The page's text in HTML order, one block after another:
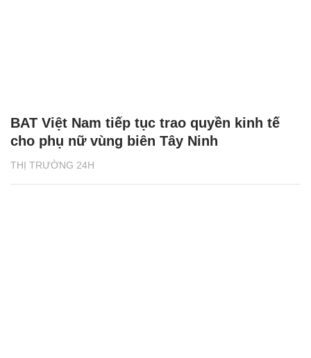
THỊ TRƯỜNG 24H
BAT Việt Nam tiếp tục trao quyền kinh tế
cho phụ nữ vùng biên Tây Ninh